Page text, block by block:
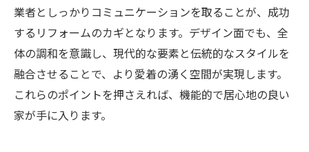
業者としっかりコミュニケーションを取ることが、成功
するリフォームのカギとなります。デザイン面でも、全
体の調和を意識し、現代的な要素と伝統的なスタイルを
融合させることで、より愛着の湧く空間が実現します。
これらのポイントを押さえれば、機能的で居心地の良い
家が手に入ります。